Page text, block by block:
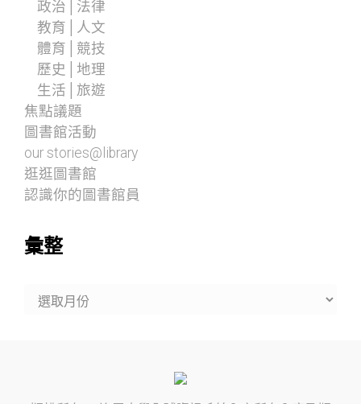
政治│法律
教育│人文
體育│競技
歷史│地理
生活│旅遊
焦點議題
圖書館活動
our stories@library
逛逛圖書館
認識你的圖書館員
彙整